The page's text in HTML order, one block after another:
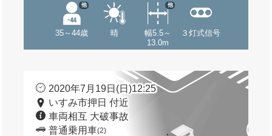
35～44歳
他
晴
幅5.5～
13.0m
他
３灯式信号
2020年7月19日(日)12:25
いすみ市押日 付近
車両相互 大破事故
普通乗用車(2)